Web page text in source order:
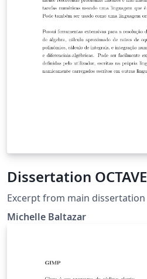
Dissertation OCTAVE
Excerpt from main dissertation
Michelle Baltazar